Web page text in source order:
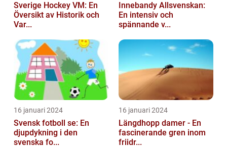
Sverige Hockey VM: En
Översikt av Historik och
Var...
Innebandy Allsvenskan:
En intensiv och
spännande v...
16 januari 2024
Svensk fotboll se: En
djupdykning i den
svenska fo...
16 januari 2024
Längdhopp damer - En
fascinerande gren inom
friidr...